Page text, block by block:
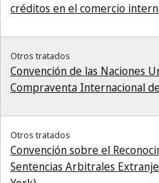
créditos en el comercio
Otros tratados
Convención de las Naciones
Compraventa Internacional
Otros tratados
Convención sobre el
Sentencias Arbitrales